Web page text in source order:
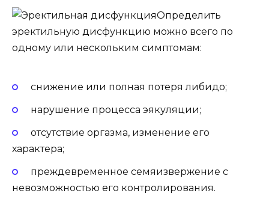
Определить
эректильную дисфункцию можно всего по
одному или нескольким симптомам:
снижение или полная потеря либидо;
нарушение процесса эякуляции;
отсутствие оргазма, изменение его
характера;
преждевременное семяизвержение с
невозможностью его контролирования.